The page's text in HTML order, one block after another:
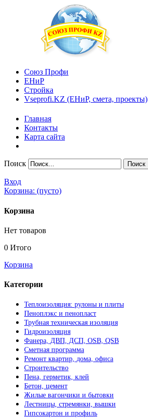
Союз Профи
ЕНиР
Стройка
Vseprofi.KZ (ЕНиР, смета, проекты)
Главная
Контакты
Карта сайта
Поиск
Вход
Корзина: (пусто)
Корзина
Нет товаров
0 Итого
Корзина
Категории
Теплоизоляция: рулоны и плиты
Пеноплэкс и пенопласт
Трубная техническая изоляция
Гидроизоляция
Фанера, ДВП, ДСП, OSB, QSB
Сметная программа
Ремонт квартир, дома, офиса
Строительство
Пена, герметик, клей
Бетон, цемент
Жилые вагончики и бытовки
Лестницы, стремянки, вышки
Гипсокартон и профиль